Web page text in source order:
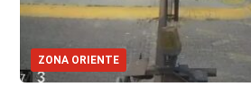
ZONA ORIENTE